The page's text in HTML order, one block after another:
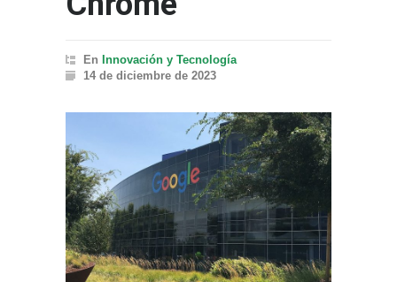
En Innovación y Tecnología
14 de diciembre de 2023